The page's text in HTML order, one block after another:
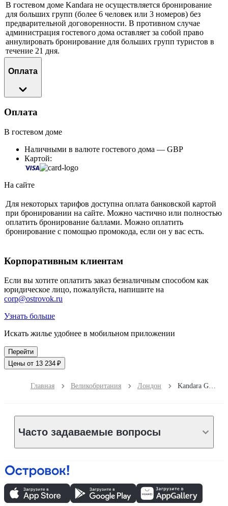
В гостевом доме Kandara не осуществляется бронирование
для больших групп (более 6 человек или 3 номеров) без
предварительной договоренности. В противном случае
администрация гостевого дома оставляет за собой право
аннулировать бронирование для больших групп туристов в
течение 21 дня.
Оплата
Оплата
В гостевом доме
Наличными в валюте гостевого дома — GBP
Картой:
На сайте
Для некоторых тарифов доступна оплата банковской картой
при бронировании на сайте. Можно частично или полностью
оплатить бронирование баллами. Можно оплатить
бронирование с помощью промокода, если он у вас есть.
Корпоративным клиентам
Если вы хотите оплатить заказ безналичным способом как
юридическое лицо, пожалуйста, напишите на
corp@ostrovok.ru
Узнать больше
Искать жилье удобнее в мобильном приложении
Перейти
Цены от 13 234 ₽
Главная Великобритания Лондон Kandara Guest House
Часто задаваемые вопросы